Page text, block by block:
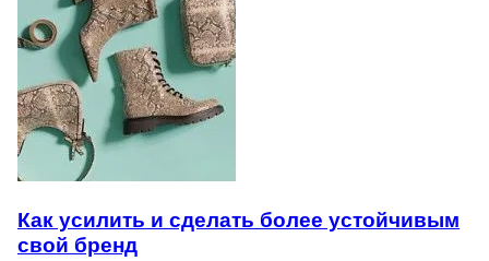
Как усилить и сделать более устойчивым
свой бренд